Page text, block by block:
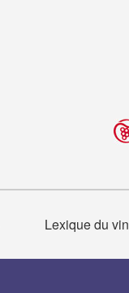
Lexique du vin